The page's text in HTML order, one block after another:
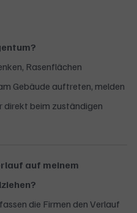
Rasenflächen
Gebäude auftreten, melden
direkt beim zuständigen
auf meinem
die Firmen den Verlauf